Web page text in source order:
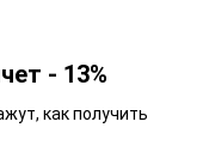
- 13%
как получить